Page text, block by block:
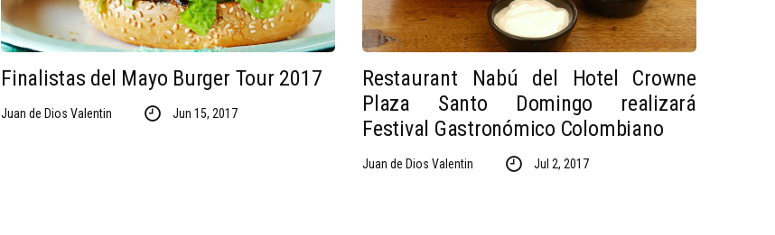
Finalistas del Mayo Burger Tour 2017
Juan de Dios Valentin Jun 15, 2017
Restaurant Nabú del Hotel Crowne
Plaza Santo Domingo realizará
Festival Gastronómico Colombiano
Juan de Dios Valentin Jul 2, 2017